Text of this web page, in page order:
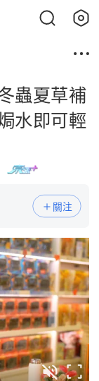
蟲夏草補
水即可輕
關注